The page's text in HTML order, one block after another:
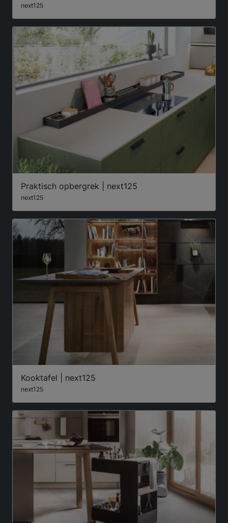
next125
Praktisch opbergrek | next125
next125
Kooktafel | next125
next125